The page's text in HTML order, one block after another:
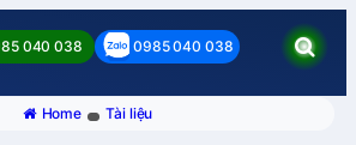
040 038 0985 040 038
Home Tài liệu